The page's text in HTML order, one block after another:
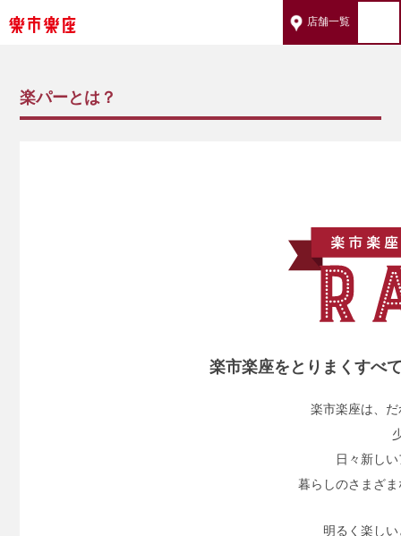
店舗一覧
楽パーとは？
楽市楽座をとりまくすべ
楽市楽座は、
日々新し
暮らしのさまざ
明るく楽し